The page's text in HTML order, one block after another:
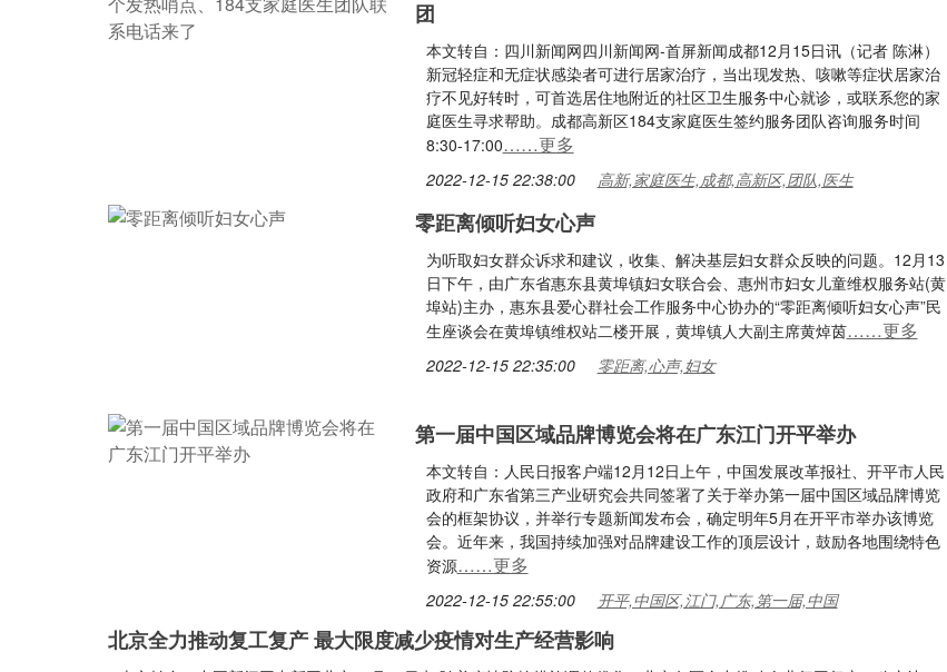
团
本文转自：四川新闻网四川新闻网-首屏新闻成都12月15日讯（记者 陈淋）
新冠轻症和无症状感染者可进行居家治疗，当出现发热、咳嗽等症状居家治
疗不见好转时，可首选居住地附近的社区卫生服务中心就诊，或联系您的家
庭医生寻求帮助。成都高新区184支家庭医生签约服务团队咨询服务时间
8:30-17:00……更多
2022-12-15 22:38:00 高新,家庭医生,成都,高新区,团队,医生
零距离倾听妇女心声
为听取妇女群众诉求和建议，收集、解决基层妇女群众反映的问题。12月13
日下午，由广东省惠东县黄埠镇妇女联合会、惠州市妇女儿童维权服务站(黄
埠站)主办，惠东县爱心群社会工作服务中心协办的“零距离倾听妇女心声”民
生座谈会在黄埠镇维权站二楼开展，黄埠镇人大副主席黄焯茵……更多
2022-12-15 22:35:00 零距离,心声,妇女
第一届中国区域品牌博览会将在广东江门开平举办
本文转自：人民日报客户端12月12日上午，中国发展改革报社、开平市人民
政府和广东省第三产业研究会共同签署了关于举办第一届中国区域品牌博览
会的框架协议，并举行专题新闻发布会，确定明年5月在开平市举办该博览
会。近年来，我国持续加强对品牌建设工作的顶层设计，鼓励各地围绕特色
资源……更多
2022-12-15 22:55:00 开平,中国区,江门,广东,第一届,中国
北京全力推动复工复产 最大限度减少疫情对生产经营影响